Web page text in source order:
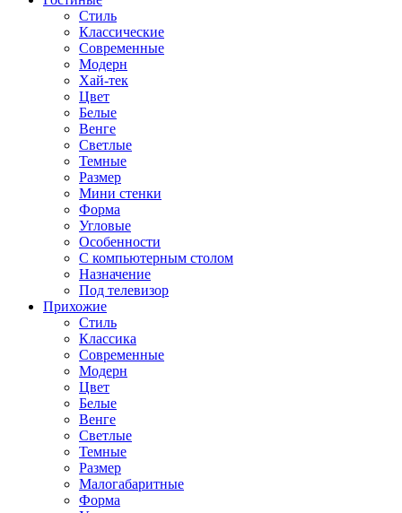
Стиль
Классические
Современные
Модерн
Хай-тек
Цвет
Белые
Венге
Светлые
Темные
Размер
Мини стенки
Форма
Угловые
Особенности
С компьютерным столом
Назначение
Под телевизор
Прихожие
Стиль
Классика
Современные
Модерн
Цвет
Белые
Венге
Светлые
Темные
Размер
Малогабаритные
Форма